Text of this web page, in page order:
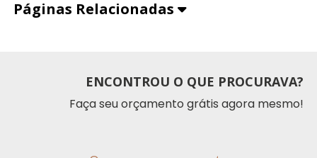
Páginas Relacionadas
ENCONTROU O QUE PROCURAVA?
Faça seu orçamento grátis agora mesmo!